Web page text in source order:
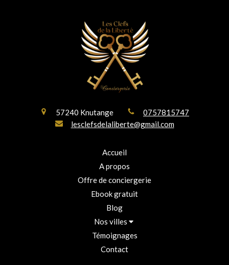
57240 Knutange
0757815747
lesclefsdelaliberte@gmail.com
Accueil
A propos
Offre de conciergerie
Ebook gratuit
Blog
Nos villes
Témoignages
Contact